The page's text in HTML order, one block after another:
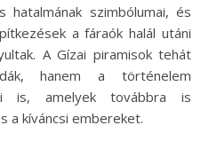
hatalmának szimbólumai, és
a fáraók halál utáni
A Gízai piramisok tehát
hanem a történelem
is, amelyek továbbra is
a kíváncsi embereket.